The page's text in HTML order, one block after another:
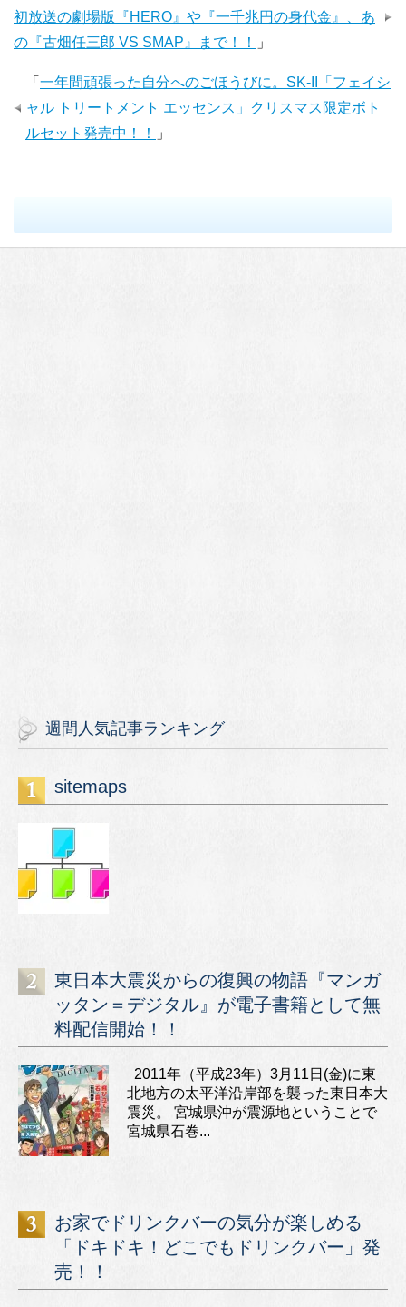
初放送の劇場版『HERO』や『一千兆円の身代金』、あ
の『古畑任三郎 VS SMAP』まで！！
」
「 一年間頑張った自分へのごほうびに。SK-II「フェイシ
ャル トリートメント エッセンス」クリスマス限定ボト
ルセット発売中！！
」
週間人気記事ランキング
sitemaps
東日本大震災からの復興の物語『マンガ
ッタン＝デジタル』が電子書籍として無
料配信開始！！
2011年（平成23年）3月11日(金)に東
北地方の太平洋沿岸部を襲った東日本大
震災。 宮城県沖が震源地ということで
宮城県石巻...
お家でドリンクバーの気分が楽しめる
「ドキドキ！どこでもドリンクバー」発
売！！